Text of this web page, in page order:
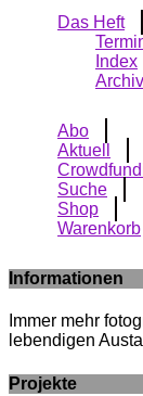
Das Heft
Index
Archiv
Abo
Aktuell
Suche
Shop
Warenkorb
Informationen
Immer mehr
lebendigen
Projekte